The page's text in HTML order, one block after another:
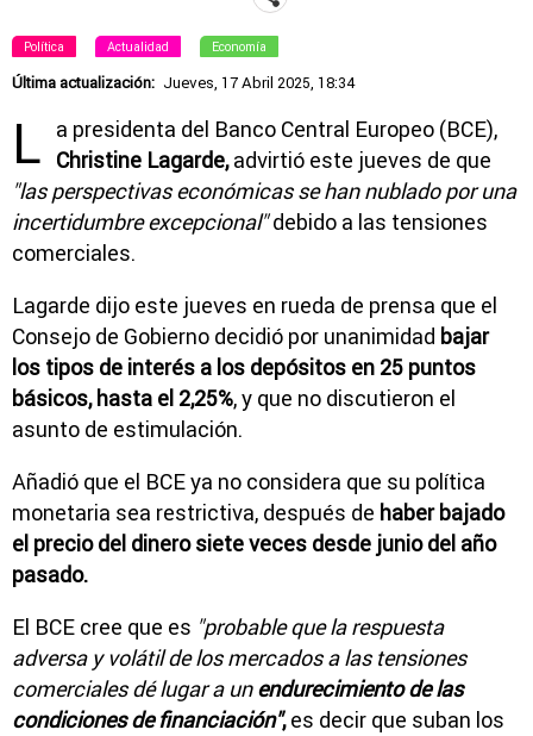
Política Actualidad Economía
Última actualización: Jueves, 17 Abril 2025, 18:34
L
a presidenta del Banco Central Europeo (BCE),
Christine Lagarde,advirtió este jueves de que
"las perspectivas económicas se han nublado por una
incertidumbre excepcional"debido a las tensiones
comerciales.
Lagarde dijo este jueves en rueda de prensa que el
Consejo de Gobierno decidió por unanimidad bajar
los tipos de interés a los depósitos en 25 puntos
básicos, hasta el 2,25%, y que no discutieron el
asunto de estimulación.
Añadió que el BCE ya no considera que su política
monetaria sea restrictiva, después de haber bajado
el precio del dinero siete veces desde junio del año
pasado.
El BCE cree que es "probable que la respuesta
adversa y volátil de los mercados a las tensiones
comerciales dé lugar a unendurecimiento de las
condiciones de financiación",es decir que suban los